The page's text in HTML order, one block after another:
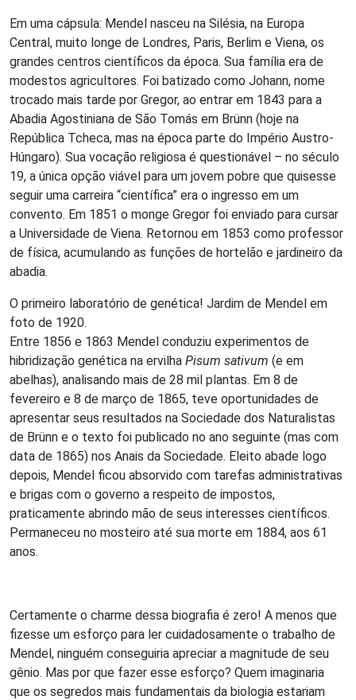
Em uma cápsula: Mendel nasceu na Silésia, na Europa
Central, muito longe de Londres, Paris, Berlim e Viena, os
grandes centros científicos da época. Sua família era de
modestos agricultores. Foi batizado como Johann, nome
trocado mais tarde por Gregor, ao entrar em 1843 para a
Abadia Agostiniana de São Tomás em Brünn (hoje na
República Tcheca, mas na época parte do Império Austro-
Húngaro). Sua vocação religiosa é questionável – no século
19, a única opção viável para um jovem pobre que quisesse
seguir uma carreira “científica” era o ingresso em um
convento. Em 1851 o monge Gregor foi enviado para cursar
a Universidade de Viena. Retornou em 1853 como professor
de física, acumulando as funções de hortelão e jardineiro da
abadia.
O primeiro laboratório de genética! Jardim de Mendel em
foto de 1920.
Entre 1856 e 1863 Mendel conduziu experimentos de
hibridização genética na ervilha Pisum sativum (e em
abelhas), analisando mais de 28 mil plantas. Em 8 de
fevereiro e 8 de março de 1865, teve oportunidades de
apresentar seus resultados na Sociedade dos Naturalistas
de Brünn e o texto foi publicado no ano seguinte (mas com
data de 1865) nos Anais da Sociedade. Eleito abade logo
depois, Mendel ficou absorvido com tarefas administrativas
e brigas com o governo a respeito de impostos,
praticamente abrindo mão de seus interesses científicos.
Permaneceu no mosteiro até sua morte em 1884, aos 61
anos.
Certamente o charme dessa biografia é zero! A menos que
fizesse um esforço para ler cuidadosamente o trabalho de
Mendel, ninguém conseguiria apreciar a magnitude de seu
gênio. Mas por que fazer esse esforço? Quem imaginaria
que os segredos mais fundamentais da biologia estariam